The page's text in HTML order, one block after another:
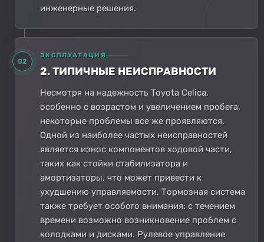
инженерные решения.
02
ЭКСПЛУАТАЦИЯ
2. ТИПИЧНЫЕ НЕИСПРАВНОСТИ
Несмотря на надежность Toyota Celica,
особенно с возрастом и увеличением пробега,
некоторые проблемы все же проявляются.
Одной из наиболее частых неисправностей
является износ компонентов ходовой части,
таких как стойки стабилизатора и
амортизаторы, что может привести к
ухудшению управляемости. Тормозная система
также требует особого внимания: с течением
времени возможно возникновение проблем с
колодками и дисками. Рулевое управление